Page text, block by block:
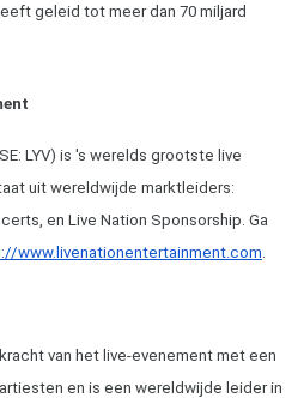
geleid tot meer dan 70 miljard
LYV) is 's werelds grootste live
uit wereldwijde marktleiders:
en Live Nation Sponsorship. Ga
www.livenationentertainment.com
van het live-evenement met een
en is een wereldwijde leider in